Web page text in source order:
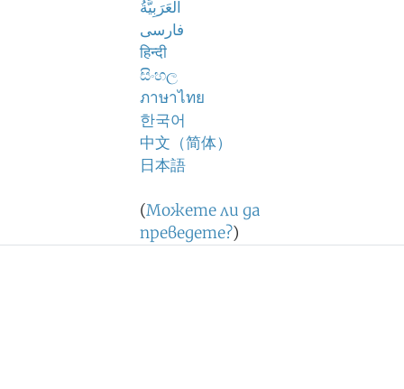
اَلْعَرَبِيَّةُ
فارسی
हिन्दी
සිංහල
ภาษาไทย
한국어
中文（简体）
日本語
(Можете ли да
преведете?)